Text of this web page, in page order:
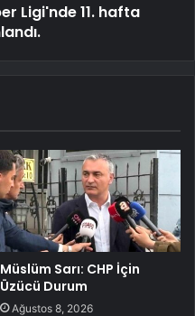
Ligi'nde 11. hafta
Müslüm Sarı: CHP İçin
Üzücü Durum
Ağustos 8, 2026